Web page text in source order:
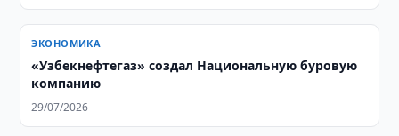
ЭКОНОМИКА
«Узбекнефтегаз» создал Национальную буровую
компанию
29/07/2026